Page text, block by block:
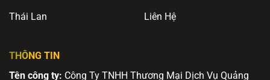
Thái Lan Liên Hệ
THÔNG TIN
Tên công ty: Công Ty TNHH Thương Mại Dịch Vụ Quảng